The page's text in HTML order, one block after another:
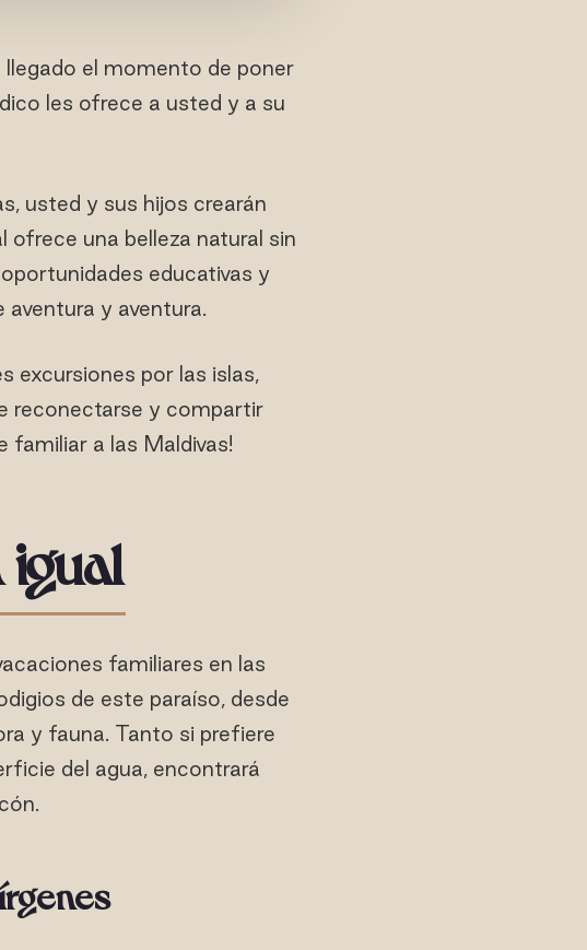
llegado el momento de poner
les ofrece a usted y a su
usted y sus hijos crearán
ofrece una belleza natural sin
educativas y
y aventura.
excursiones por las islas,
reconectarse y compartir
familiar a las Maldivas!
familiares en las
de este paraíso, desde
y fauna. Tanto si prefiere
del agua, encontrará